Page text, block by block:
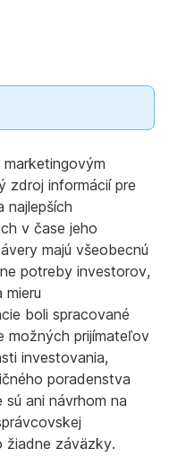
zdroj informácií pre
najlepších
v čase jeho
majú všeobecnú
potreby investorov,
boli spracované
možných prijímateľov
investovania,
poradenstva
sú ani návrhom na
žiadne záväzky.